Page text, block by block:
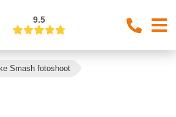
9.5
Smash fotoshoot